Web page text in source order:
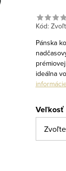
Kód:
Pánska
ideálna
Veľkosť